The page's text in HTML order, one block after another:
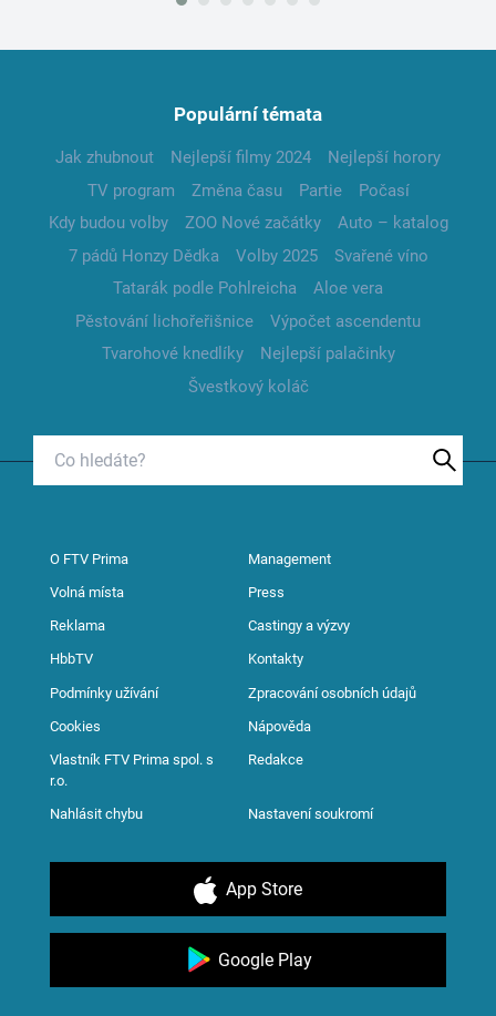
Populární témata
Jak zhubnout Nejlepší filmy 2024
Nejlepší horory
TV program
Změna času Partie
Počasí
Kdy budou volby
ZOO Nové začátky
Auto – katalog
7 pádů Honzy Dědka
Volby 2025
Svařené víno
Tatarák podle Pohlreicha
Aloe vera
Pěstování lichořeřišnice
Výpočet ascendentu
Tvarohové knedlíky
Nejlepší palačinky
Švestkový koláč
O FTV Prima Management
Volná místa Press
Reklama Castingy a výzvy
HbbTV Kontakty
Podmínky užívání Zpracování osobních údajů
Cookies Nápověda
Vlastník FTV Prima spol. s
r.o.
Redakce
Nahlásit chybu Nastavení soukromí
App Store
Google Play